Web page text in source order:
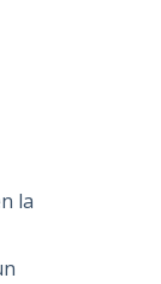
la